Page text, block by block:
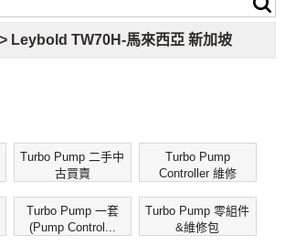
Leybold TW70H-馬來西亞 新加坡
Turbo Pump 二手中
古買賣
Turbo Pump
Controller 維修
Turbo Pump 一套
(Pump Control...
Turbo Pump 零組件
&維修包